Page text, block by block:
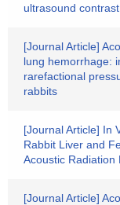
ultrasound
[Journal Article]
lung hemorrhage:
rarefactional
rabbits
[Journal Article] In
Rabbit Liver and
Acoustic Radiation
[Journal Article]